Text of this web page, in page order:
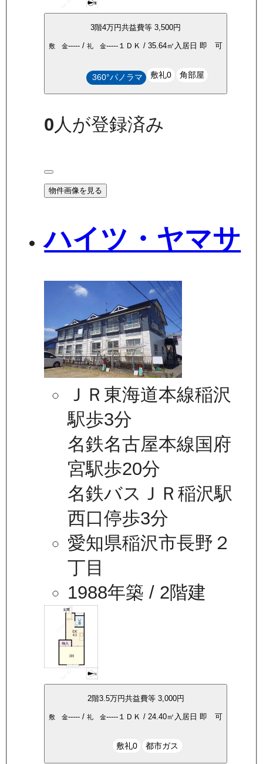
3階4万円共益費等3,500円
敷 金----- /礼 金----- １ＤＫ /35.64㎡ 入居日 即 可
360°パノラマ 敷礼0 角部屋
0人が登録済み
物件画像を見る
ハイツ・ヤマサ
ＪＲ東海道本線稲沢
駅歩3分
名鉄名古屋本線国府
宮駅歩20分
名鉄バスＪＲ稲沢駅
西口停歩3分
愛知県稲沢市長野２
丁目
1988年築 / 2階建
2階3.5万円共益費等 3,000円
敷 金----- /礼 金----- １ＤＫ /24.40㎡ 入居日 即 可
敷礼0 都市ガス